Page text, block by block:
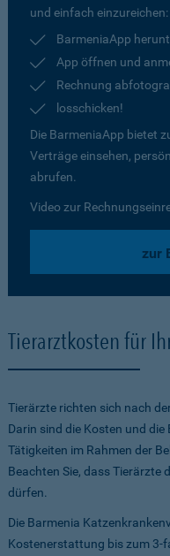
und einfach einzureichen:
BarmeniaApp
App öffnen und
Rechnung
losschicken!
Die BarmeniaApp bietet
Verträge einsehen,
abrufen.
Video zur
zur
Tierarztkosten für
Tierärzte richten sich nach
Darin sind die Kosten und
Tätigkeiten im Rahmen der
Beachten Sie, dass Tierärzte
dürfen.
Die Barmenia
Kostenerstattung bis zum 3-